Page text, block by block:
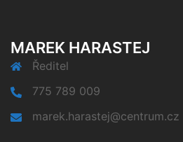
MAREK HARASTEJ
Ředitel
775 789 009
marek.harastej@centrum.cz